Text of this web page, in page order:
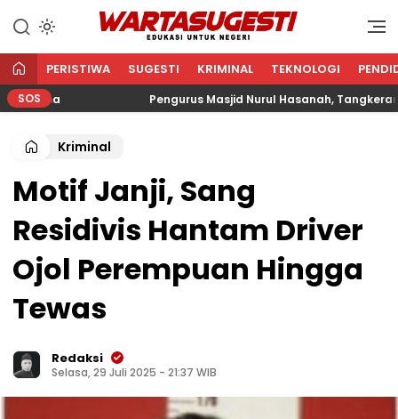
WARTA SUGESTI √ EDUKASI
Edukasi Untuk Negeri
PERISTIWA SUGESTI KRIMINAL TEKNOLOGI
SOS Pengurus Masjid Nurul Hasanah, Tangkerang
Kriminal
Motif Janji, Sang
Residivis Hantam Driver
Ojol Perempuan Hingga
Tewas
Redaksi
Selasa, 29 Juli 2025 - 21:37 WIB